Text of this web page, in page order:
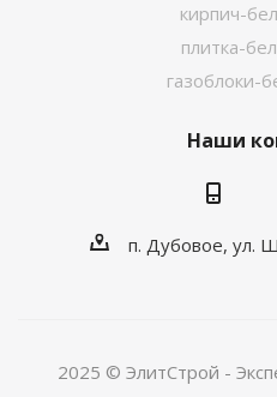
кирпич-
плитка-
газоблоки-
Наши
п. Дубовое, ул.
2025 © ЭлитСтрой -